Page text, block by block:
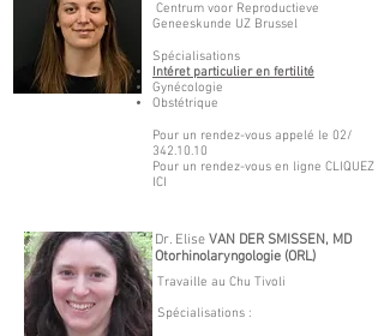
Centrum voor Reproductieve
Geneeskunde UZ Brussel
Spécialisations
Intéret particulier en fertilité
Gynécologie
Obstétrique
Pour un rendez-vous appelé le 02/
342.10.10
Pour un rendez-vous en ligne CLIQUEZ
ICI
Dr. Elise VAN DER SMISSEN, MD
Otorhinolaryngologie (ORL)
Travaille au Chu Tivoli
Spécialisations :